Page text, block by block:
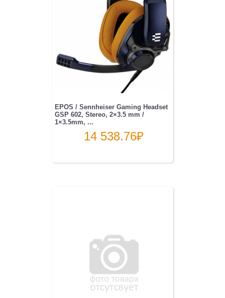
EPOS / Sennheiser Gaming Headset
GSP 602, Stereo, 2×3.5 mm /
1×3.5mm, ...
14 538.76₽